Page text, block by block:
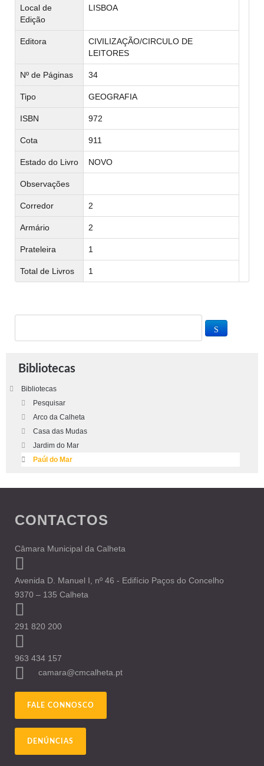
Local de
Edição
LISBOA
Editora
CIVILIZAÇÃO/CIRCULO DE
LEITORES
Nº de Páginas 34
Tipo GEOGRAFIA
ISBN 972
Cota 911
Estado do Livro NOVO
Observações
Corredor 2
Armário 2
Prateleira 1
Total de Livros 1
Bibliotecas
Bibliotecas
Pesquisar
Arco da Calheta
Casa das Mudas
Jardim do Mar
Paúl do Mar
CONTACTOS
Câmara Municipal da Calheta
Avenida D. Manuel I, nº 46 - Edifício Paços do Concelho
9370 – 135 Calheta
291 820 200
963 434 157
camara@cmcalheta.pt
FALE CONNOSCO
DENÚNCIAS